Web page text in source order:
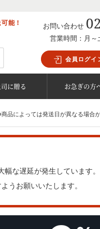
能！
会員ログイ
お問い合わせ
営業時間：月～
司に贈る お急ぎの方
品によっては発送日が異なる場合が
な遅延が発生しています
うお願いいたします。